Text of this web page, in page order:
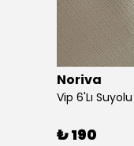
Noriva
Vip 6'Lı
₺ 190